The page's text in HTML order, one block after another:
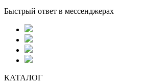
Быстрый ответ в мессенджерах
КАТАЛОГ